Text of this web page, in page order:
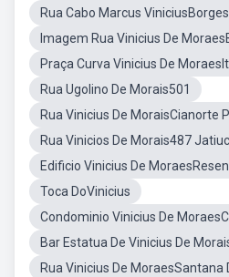
Rua Cabo Marcus
Imagem Rua Vinicius De
Praça Curva Vinicius De
Rua Ugolino De Morais501
Rua Vinicius De MoraisCianorte
Rua Vinicios De Morais487
Edificio Vinicius De
Toca DoVinicius
Condominio Vinicius De
Bar Estatua De Vinicius De
Rua Vinicius De MoraesSantana